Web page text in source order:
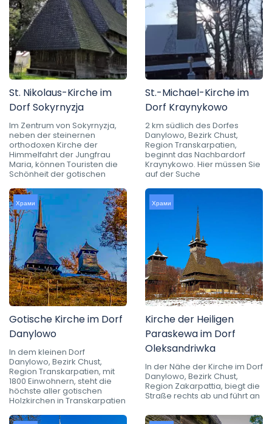
St. Nikolaus-Kirche im
Dorf Sokyrnyzja
Im Zentrum von Sokyrnyzja,
neben der steinernen
orthodoxen Kirche der
Himmelfahrt der Jungfrau
Maria, können Touristen die
Schönheit der gotischen
St.-Michael-Kirche im
Dorf Kraynykowo
2 km südlich des Dorfes
Danylowo, Bezirk Chust,
Region Transkarpatien,
beginnt das Nachbardorf
Kraynykowo. Hier müssen Sie
auf der Suche
Храми
Gotische Kirche im Dorf
Danylowo
In dem kleinen Dorf
Danylowo, Bezirk Chust,
Region Transkarpatien, mit
1800 Einwohnern, steht die
höchste aller gotischen
Holzkirchen in Transkarpatien
Храми
Kirche der Heiligen
Paraskewa im Dorf
Oleksandriwka
In der Nähe der Kirche im Dorf
Danylowo, Bezirk Chust,
Region Zakarpattia, biegt die
Straße rechts ab und führt an